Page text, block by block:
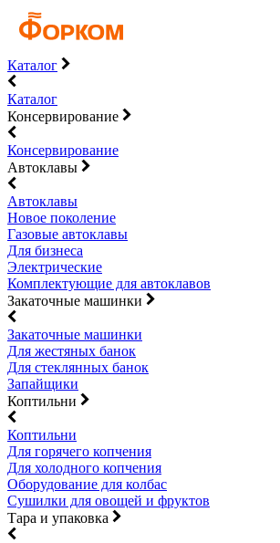
Каталог
Каталог
Консервирование
Консервирование
Автоклавы
Автоклавы
Новое поколение
Газовые автоклавы
Для бизнеса
Электрические
Комплектующие для автоклавов
Закаточные машинки
Закаточные машинки
Для жестяных банок
Для стеклянных банок
Запайщики
Коптильни
Коптильни
Для горячего копчения
Для холодного копчения
Оборудование для колбас
Сушилки для овощей и фруктов
Тара и упаковка